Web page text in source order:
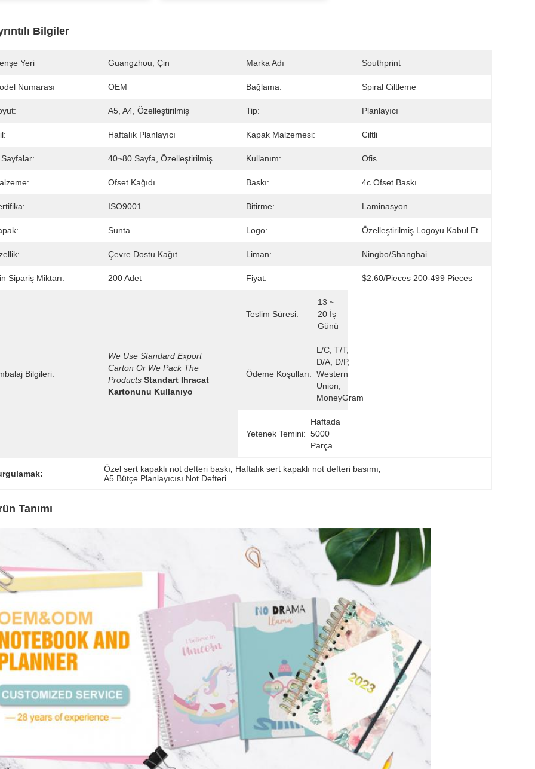
Bilgiler
Yeri Guangzhou, Çin Marka Adı Southprint
Numarası OEM Bağlama: Spiral Ciltleme
A5, A4, Özelleştirilmiş Tip: Planlayıcı
Haftalık Planlayıcı Kapak Malzemesi: Ciltli
40~80 Sayfa, Özelleştirilmiş Kullanım: Ofis
Ofset Kağıdı Baskı: 4c Ofset Baskı
ISO9001 Bitirme: Laminasyon
Sunta Logo: Özelleştirilmiş Logoyu Kabul Et
Çevre Dostu Kağıt Liman: Ningbo/Shanghai
Sipariş Miktarı: 200 Adet Fiyat: $2.60/pieces 200-499 Pieces
Bilgileri:
We Use Standard Export
Carton Or We Pack The
Products Standart Ihracat
Kartonunu Kullanıyo
Teslim Süresi:
13 ~
20 İş
Günü
Ödeme Koşulları:
L/C, T/T,
D/A, D/P,
Western
Union,
MoneyGram
Yetenek Temini:
Haftada
5000
Parça
Özel sert kapaklı not defteri baskı, Haftalık sert kapaklı not defteri basımı,
A5 Bütçe Planlayıcısı Not Defteri
Tanımı